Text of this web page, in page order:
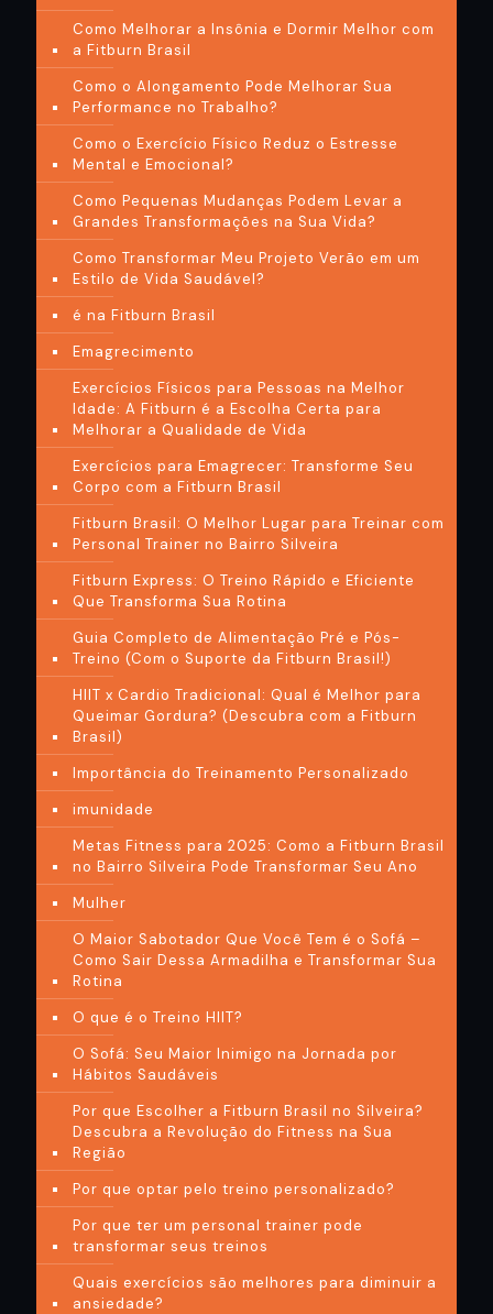
Como Melhorar a Insônia e Dormir Melhor com
a Fitburn Brasil
Como o Alongamento Pode Melhorar Sua
Performance no Trabalho?
Como o Exercício Físico Reduz o Estresse
Mental e Emocional?
Como Pequenas Mudanças Podem Levar a
Grandes Transformações na Sua Vida?
Como Transformar Meu Projeto Verão em um
Estilo de Vida Saudável?
é na Fitburn Brasil
Emagrecimento
Exercícios Físicos para Pessoas na Melhor
Idade: A Fitburn é a Escolha Certa para
Melhorar a Qualidade de Vida
Exercícios para Emagrecer: Transforme Seu
Corpo com a Fitburn Brasil
Fitburn Brasil: O Melhor Lugar para Treinar com
Personal Trainer no Bairro Silveira
Fitburn Express: O Treino Rápido e Eficiente
Que Transforma Sua Rotina
Guia Completo de Alimentação Pré e Pós-
Treino (Com o Suporte da Fitburn Brasil!)
HIIT x Cardio Tradicional: Qual é Melhor para
Queimar Gordura? (Descubra com a Fitburn
Brasil)
Importância do Treinamento Personalizado
imunidade
Metas Fitness para 2025: Como a Fitburn Brasil
no Bairro Silveira Pode Transformar Seu Ano
Mulher
O Maior Sabotador Que Você Tem é o Sofá –
Como Sair Dessa Armadilha e Transformar Sua
Rotina
O que é o Treino HIIT?
O Sofá: Seu Maior Inimigo na Jornada por
Hábitos Saudáveis
Por que Escolher a Fitburn Brasil no Silveira?
Descubra a Revolução do Fitness na Sua
Região
Por que optar pelo treino personalizado?
Por que ter um personal trainer pode
transformar seus treinos
Quais exercícios são melhores para diminuir a
ansiedade?